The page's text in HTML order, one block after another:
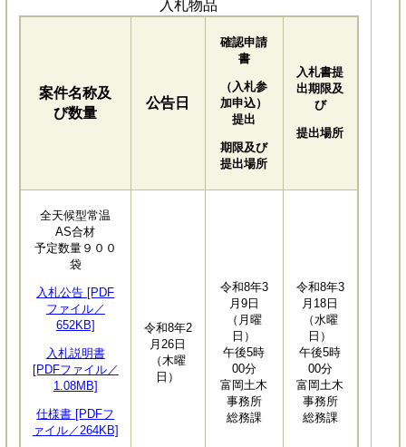
入札物品
案件名称及
び数量
公告日
確認申請
書
（入札参
加申込）
提出
期限及び
提出場所
入札書提
出期限及
び
提出場所
全天候型常温
AS合材
予定数量９００
袋
入札公告 [PDF
ファイル／
652KB]
入札説明書
[PDFファイル／
1.08MB]
仕様書 [PDFフ
ァイル／264KB]
令和8年2
月26日
（木曜
日）
令和8年3
月9日
（月曜
日）
午後5時
00分
富岡土木
事務所
総務課
令和8年3
月18日
（水曜
日）
午後5時
00分
富岡土木
事務所
総務課